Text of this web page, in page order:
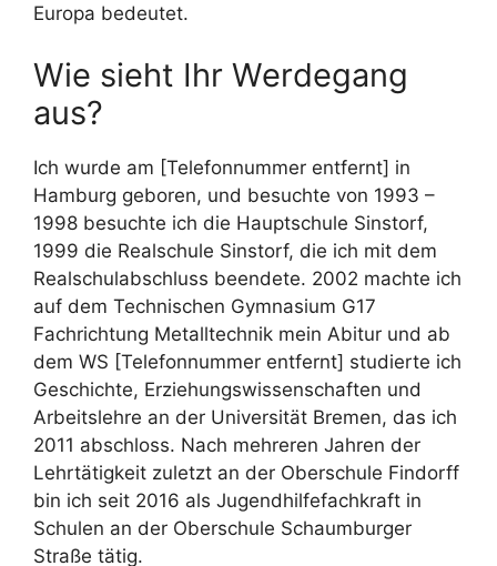
Europa bedeutet.
Wie sieht Ihr Werdegang
aus?
Ich wurde am [Telefonnummer entfernt] in
Hamburg geboren, und besuchte von 1993 –
1998 besuchte ich die Hauptschule Sinstorf,
1999 die Realschule Sinstorf, die ich mit dem
Realschulabschluss beendete. 2002 machte ich
auf dem Technischen Gymnasium G17
Fachrichtung Metalltechnik mein Abitur und ab
dem WS [Telefonnummer entfernt] studierte ich
Geschichte, Erziehungswissenschaften und
Arbeitslehre an der Universität Bremen, das ich
2011 abschloss. Nach mehreren Jahren der
Lehrtätigkeit zuletzt an der Oberschule Findorff
bin ich seit 2016 als Jugendhilfefachkraft in
Schulen an der Oberschule Schaumburger
Straße tätig.